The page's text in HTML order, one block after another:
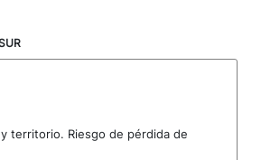
territorio. Riesgo de pérdida de